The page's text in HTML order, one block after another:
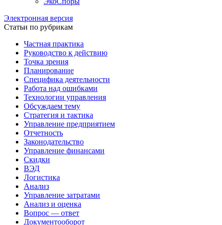
Электронная версия
Статьи по рубрикам
Частная практика
Руководство к действию
Точка зрения
Планирование
Специфика деятельности
Работа над ошибками
Технологии управления
Обсуждаем тему
Стратегия и тактика
Управление предприятием
Отчетность
Законодательство
Управление финансами
Скидки
ВЭД
Логистика
Анализ
Управление затратами
Анализ и оценка
Вопрос — ответ
Документооборот